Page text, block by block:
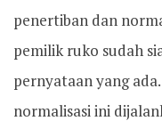
penertiban dan
pemilik ruko sudah
pernyataan yang
normalisasi ini